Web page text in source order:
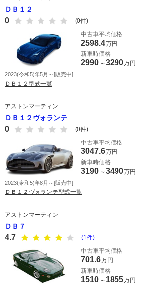
ＤＢ１２
0
(0件)
中古車平均価格
2598.4万円
新車時価格
2990 ～3290万円
2023(令和5)年5月～[販売中]
ＤＢ１２型式一覧
アストンマーティン
ＤＢ１２ヴォランテ
0
(0件)
中古車平均価格
3047.6万円
新車時価格
3190 ～3490万円
2023(令和5)年8月～[販売中]
ＤＢ１２ヴォランテ型式一覧
アストンマーティン
ＤＢ７
4.7
(1件)
中古車平均価格
701.6万円
新車時価格
1510 ～ 1855万円